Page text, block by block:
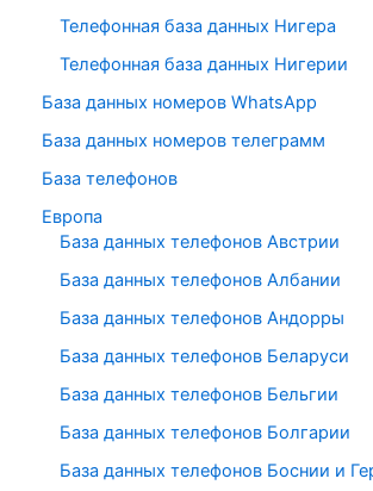
Телефонная база данных Нигера
Телефонная база данных Нигерии
База данных номеров WhatsApp
База данных номеров телеграмм
База телефонов
Европа
База данных телефонов Австрии
База данных телефонов Албании
База данных телефонов Андорры
База данных телефонов Беларуси
База данных телефонов Бельгии
База данных телефонов Болгарии
База данных телефонов Боснии и